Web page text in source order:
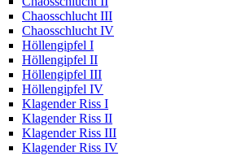
Chaosschlucht III
Chaosschlucht IV
Höllengipfel I
Höllengipfel II
Höllengipfel III
Höllengipfel IV
Klagender Riss I
Klagender Riss II
Klagender Riss III
Klagender Riss IV